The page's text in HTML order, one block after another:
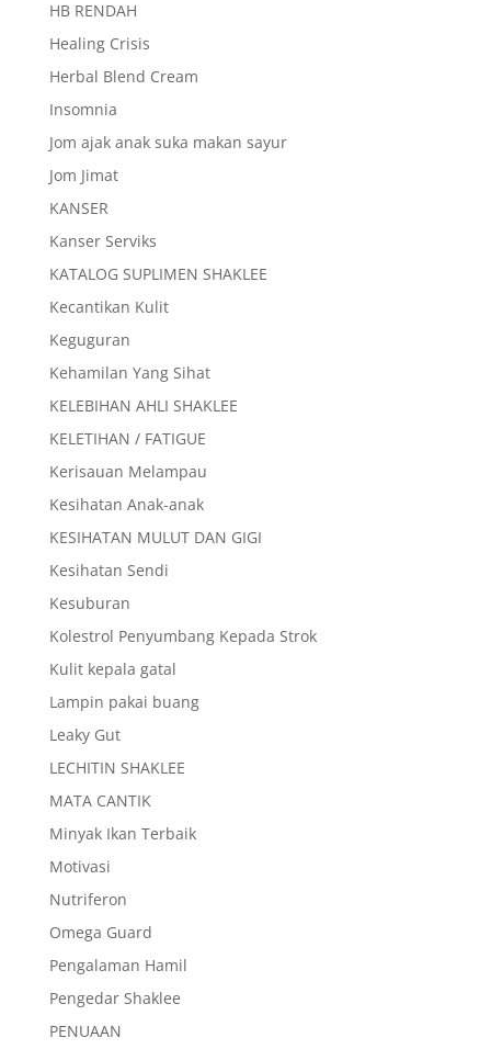
HB RENDAH
Healing Crisis
Herbal Blend Cream
Insomnia
Jom ajak anak suka makan sayur
Jom Jimat
KANSER
Kanser Serviks
KATALOG SUPLIMEN SHAKLEE
Kecantikan Kulit
Keguguran
Kehamilan Yang Sihat
KELEBIHAN AHLI SHAKLEE
KELETIHAN / FATIGUE
Kerisauan Melampau
Kesihatan Anak-anak
KESIHATAN MULUT DAN GIGI
Kesihatan Sendi
Kesuburan
Kolestrol Penyumbang Kepada Strok
Kulit kepala gatal
Lampin pakai buang
Leaky Gut
LECHITIN SHAKLEE
MATA CANTIK
Minyak Ikan Terbaik
Motivasi
Nutriferon
Omega Guard
Pengalaman Hamil
Pengedar Shaklee
PENUAAN